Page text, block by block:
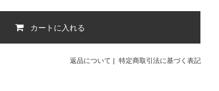
カートに入れる
返品について | 特定商取引法に基づく表記